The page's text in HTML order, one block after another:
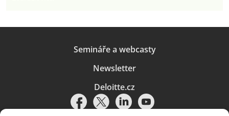
Semináře a webcasty
Newsletter
Deloitte.cz